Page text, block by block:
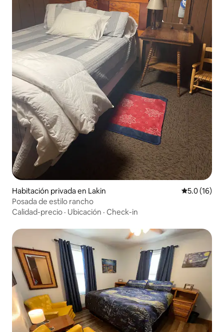
Habitación privada en Lakin Calificación
5.0 (16)
Posada de estilo rancho
Calidad-precio · Ubicación · Check-in